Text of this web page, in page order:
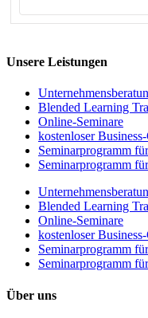
Unsere Leistungen
Blended Learning
Online-Seminare
kostenloser
Seminarprogramm
Seminarprogramm
Blended Learning
Online-Seminare
kostenloser
Seminarprogramm
Seminarprogramm
Über uns